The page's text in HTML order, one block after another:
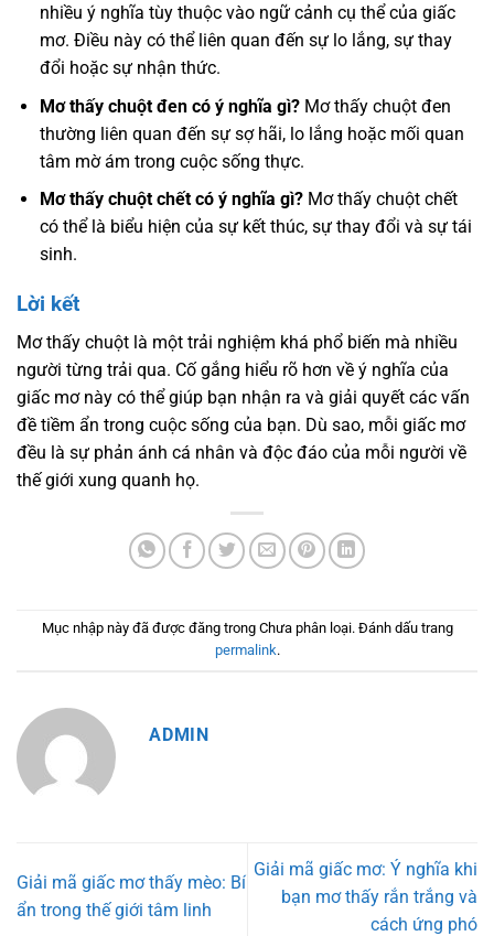
nhiều ý nghĩa tùy thuộc vào ngữ cảnh cụ thể của giấc
mơ. Điều này có thể liên quan đến sự lo lắng, sự thay
đổi hoặc sự nhận thức.
Mơ thấy chuột đen có ý nghĩa gì?Mơ thấy chuột đen
thường liên quan đến sự sợ hãi, lo lắng hoặc mối quan
tâm mờ ám trong cuộc sống thực.
Mơ thấy chuột chết có ý nghĩa gì?Mơ thấy chuột chết
có thể là biểu hiện của sự kết thúc, sự thay đổi và sự tái
sinh.
Lời kết
Mơ thấy chuột là một trải nghiệm khá phổ biến mà nhiều
người từng trải qua. Cố gắng hiểu rõ hơn về ý nghĩa của
giấc mơ này có thể giúp bạn nhận ra và giải quyết các vấn
đề tiềm ẩn trong cuộc sống của bạn. Dù sao, mỗi giấc mơ
đều là sự phản ánh cá nhân và độc đáo của mỗi người về
thế giới xung quanh họ.
Mục nhập này đã được đăng trong Chưa phân loại. Đánh dấu trang
permalink.
ADMIN
Giải mã giấc mơ thấy mèo: Bí
ẩn trong thế giới tâm linh
Giải mã giấc mơ: Ý nghĩa khi
bạn mơ thấy rắn trắng và
cách ứng phó